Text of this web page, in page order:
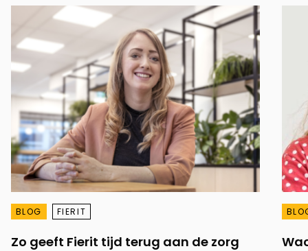
BLOG FIERIT
Zo geeft Fierit tijd terug aan de zorg